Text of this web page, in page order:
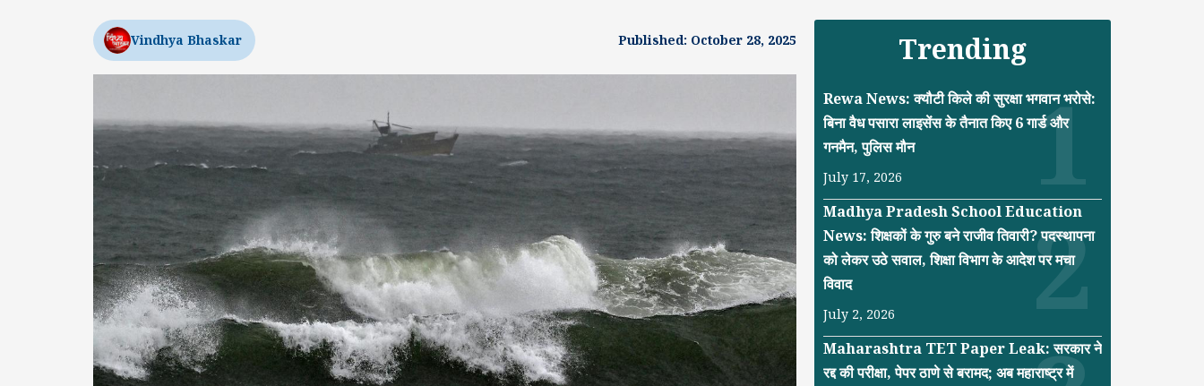
Vindhya Bhaskar Published: October 28, 2025 Trending
Rewa News: क्यौटी किले की सुरक्षा भगवान भरोसे:
बिना वैध पसारा लाइसेंस के तैनात किए 6 गार्ड और
गनमैन, पुलिस मौन
July 17, 2026
Madhya Pradesh School Education
News: शिक्षकों के गुरु बने राजीव तिवारी? पदस्थापना
को लेकर उठे सवाल, शिक्षा विभाग के आदेश पर मचा
विवाद
July 2, 2026
Maharashtra TET Paper Leak: सरकार ने
रद्द की परीक्षा, पेपर ठाणे से बरामद; अब महाराष्ट्र में